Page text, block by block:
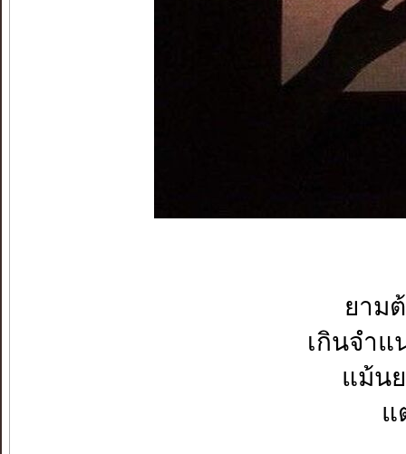
ยาม
เกินจำ
แม้น
แ